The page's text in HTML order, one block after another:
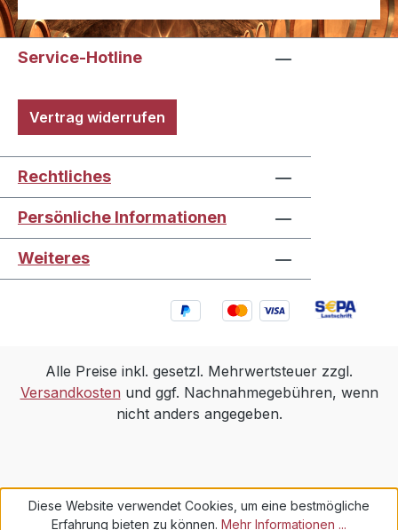
Service-Hotline
Vertrag widerrufen
Rechtliches
Persönliche Informationen
Weiteres
Alle Preise inkl. gesetzl. Mehrwertsteuer zzgl.
Versandkosten und ggf. Nachnahmegebühren, wenn
nicht anders angegeben.
Diese Website verwendet Cookies, um eine bestmögliche
Erfahrung bieten zu können. Mehr Informationen ...